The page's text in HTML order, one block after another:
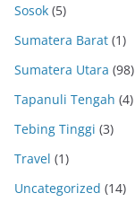
Sosok (5)
Sumatera Barat (1)
Sumatera Utara (98)
Tapanuli Tengah (4)
Tebing Tinggi (3)
Travel (1)
Uncategorized (14)